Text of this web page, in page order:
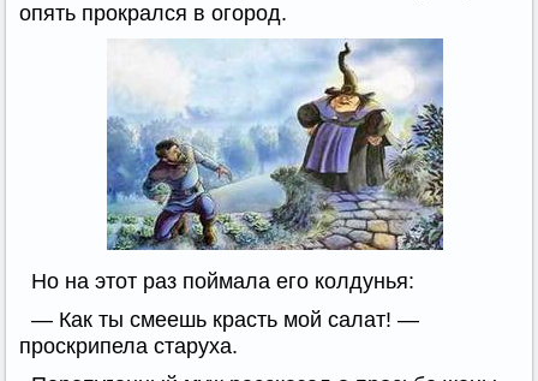
опять прокрался в огород.
Но на этот раз поймала его колдунья:
— Как ты смеешь красть мой салат! —
проскрипела старуха.